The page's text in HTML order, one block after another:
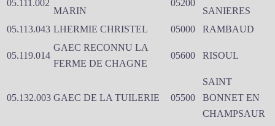
05.111.002
MARIN
05200
SANIERES
05.113.043 LHERMIE CHRISTEL 05000 RAMBAUD
05.119.014
GAEC RECONNU LA
FERME DE CHAGNE
05600 RISOUL
05.132.003 GAEC DE LA TUILERIE 05500
SAINT
BONNET EN
CHAMPSAUR